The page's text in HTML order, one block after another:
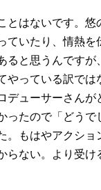
とはないです。悠
ていたり、情熱を
ると思うんですが
やっている訳で
デューサーさん
ったので「どう
。もはやアクシ
らない。より受け